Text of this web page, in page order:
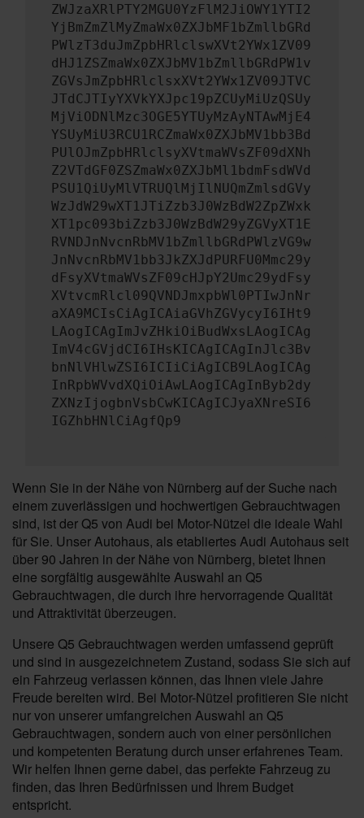
ZWJzaXRlPTY2MGU0YzFlM2JiOWY1YTI2
YjBmZmZlMyZmaWx0ZXJbMF1bZmllbGRd
PWlzT3duJmZpbHRlclswXVt2YWx1ZV09
dHJ1ZSZmaWx0ZXJbMV1bZmllbGRdPW1v
ZGVsJmZpbHRlclsxXVt2YWx1ZV09JTVC
JTdCJTIyYXVkYXJpc19pZCUyMiUzQSUy
MjViODNlMzc3OGE5YTUyMzAyNTAwMjE4
YSUyMiU3RCU1RCZmaWx0ZXJbMV1bb3Bd
PUlOJmZpbHRlclsyXVtmaWVsZF09dXNh
Z2VTdGF0ZSZmaWx0ZXJbMl1bdmFsdWVd
PSU1QiUyMlVTRUQlMjIlNUQmZmlsdGVy
WzJdW29wXT1JTiZzb3J0WzBdW2ZpZWxk
XT1pc093biZzb3J0WzBdW29yZGVyXT1E
RVNDJnNvcnRbMV1bZmllbGRdPWlzVG9w
JnNvcnRbMV1bb3JkZXJdPURFU0Mmc29y
dFsyXVtmaWVsZF09cHJpY2Umc29ydFsy
XVtvcmRlcl09QVNDJmxpbWl0PTIwJnNr
aXA9MCIsCiAgICAiaGVhZGVycyI6IHt9
LAogICAgImJvZHkiOiBudWxsLAogICAg
ImV4cGVjdCI6IHsKICAgICAgInJlc3Bv
bnNlVHlwZSI6ICIiCiAgICB9LAogICAg
InRpbWVvdXQiOiAwLAogICAgInByb2dy
ZXNzIjogbnVsbCwKICAgICJyaXNreSI6
IGZhbHNlCiAgfQp9
Wenn Sie in der Nähe von Nürnberg auf der Suche nach
einem zuverlässigen und hochwertigen Gebrauchtwagen
sind, ist der Q5 von Audi bei Motor-Nützel die ideale Wahl
für Sie. Unser Autohaus, als etabliertes Audi Autohaus seit
über 90 Jahren in der Nähe von Nürnberg, bietet Ihnen
eine sorgfältig ausgewählte Auswahl an Q5
Gebrauchtwagen, die durch ihre hervorragende Qualität
und Attraktivität überzeugen.
Unsere Q5 Gebrauchtwagen werden umfassend geprüft
und sind in ausgezeichnetem Zustand, sodass Sie sich auf
ein Fahrzeug verlassen können, das Ihnen viele Jahre
Freude bereiten wird. Bei Motor-Nützel profitieren Sie nicht
nur von unserer umfangreichen Auswahl an Q5
Gebrauchtwagen, sondern auch von einer persönlichen
und kompetenten Beratung durch unser erfahrenes Team.
Wir helfen Ihnen gerne dabei, das perfekte Fahrzeug zu
finden, das Ihren Bedürfnissen und Ihrem Budget
entspricht.